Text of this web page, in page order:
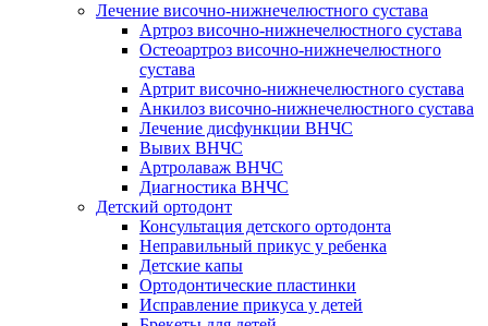
Лечение височно-нижнечелюстного сустава
Артроз височно-нижнечелюстного сустава
Остеоартроз височно-нижнечелюстного
сустава
Артрит височно-нижнечелюстного сустава
Анкилоз височно-нижнечелюстного сустава
Лечение дисфункции ВНЧС
Вывих ВНЧС
Артролаваж ВНЧС
Диагностика ВНЧС
Детский ортодонт
Консультация детского ортодонта
Неправильный прикус у ребенка
Детские капы
Ортодонтические пластинки
Исправление прикуса у детей